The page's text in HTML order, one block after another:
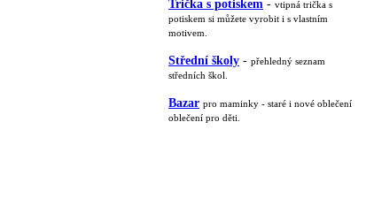
Trička s potiskem - vtipná trička s
potiskem si můžete vyrobit i s vlastním
motivem.
Střední školy - přehledný seznam
středních škol.
Bazar pro maminky - staré i nové oblečení
oblečení pro děti.